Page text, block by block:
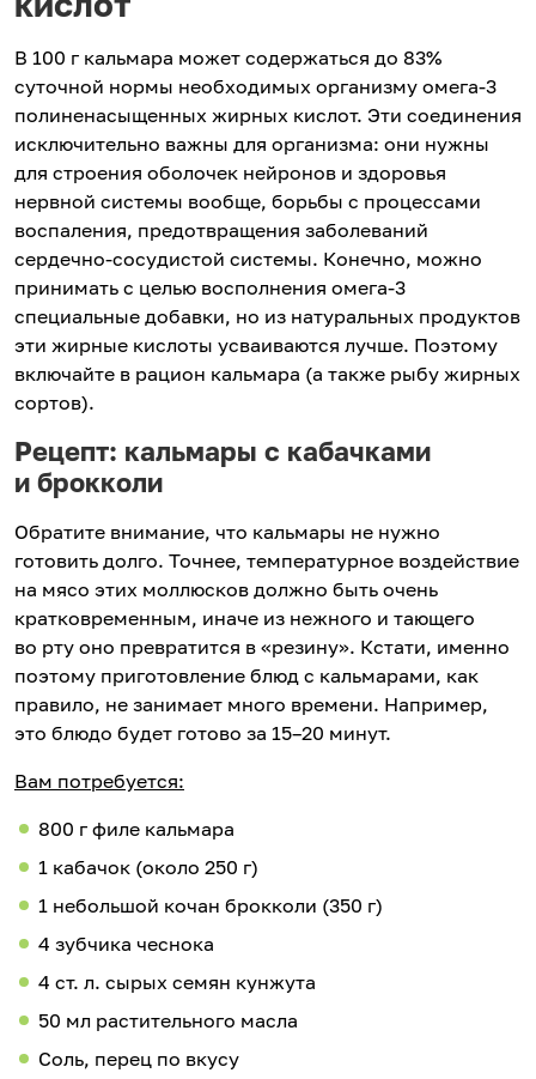
В 100 г кальмара может содержаться до 83%
суточной нормы необходимых организму омега-3
полиненасыщенных жирных кислот. Эти соединения
исключительно важны для организма: они нужны
для строения оболочек нейронов и здоровья
нервной системы вообще, борьбы с процессами
воспаления, предотвращения заболеваний
сердечно-сосудистой системы. Конечно, можно
принимать с целью восполнения омега-3
специальные добавки, но из натуральных продуктов
эти жирные кислоты усваиваются лучше. Поэтому
включайте в рацион кальмара (а также рыбу жирных
сортов).
Рецепт: кальмары с кабачками
и брокколи
Обратите внимание, что кальмары не нужно
готовить долго. Точнее, температурное воздействие
на мясо этих моллюсков должно быть очень
кратковременным, иначе из нежного и тающего
во рту оно превратится в «резину». Кстати, именно
поэтому приготовление блюд с кальмарами, как
правило, не занимает много времени. Например,
это блюдо будет готово за 15–20 минут.
Вам потребуется:
800 г филе кальмара
1 кабачок (около 250 г)
1 небольшой кочан брокколи (350 г)
4 зубчика чеснока
4 ст. л. сырых семян кунжута
50 мл растительного масла
Соль, перец по вкусу